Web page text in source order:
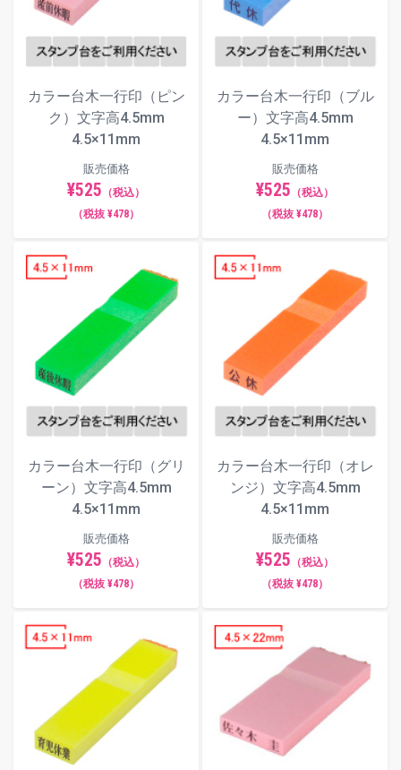
フォント（書体）サンプル
丸ゴシック体
毛筆体
カラー台木一行印（ピン
ク）文字高4.5mm
4.5×11mm
販売価格
¥525 （税込）
（税抜 ¥478）
カラー台木一行印（ブル
ー）文字高4.5mm
4.5×11mm
販売価格
¥525 （税込）
（税抜 ¥478）
カラー台木一行印（グリ
ーン）文字高4.5mm
4.5×11mm
販売価格
¥525 （税込）
（税抜 ¥478）
カラー台木一行印（オレ
ンジ）文字高4.5mm
4.5×11mm
販売価格
¥525 （税込）
（税抜 ¥478）